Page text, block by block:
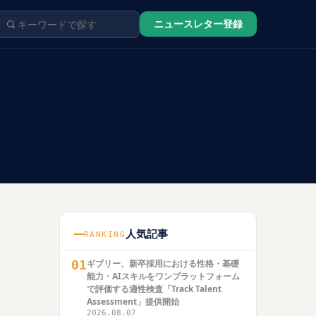
ニュースレター登録
RANKING 人気記事
01ギブリー、新卒採用における性格・基礎
能力・AIスキルをワンプラットフォーム
で評価する適性検査「Track Talent
Assessment」提供開始
2026.08.07